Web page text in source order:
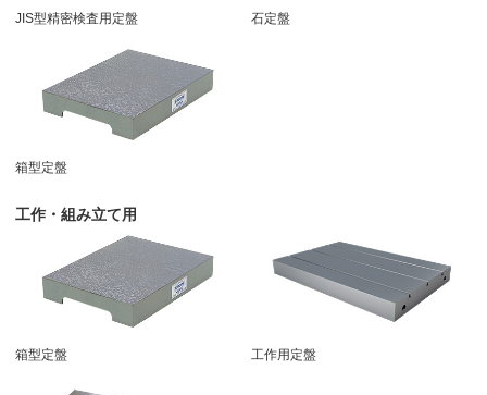
JIS型精密検査用定盤 石定盤
箱型定盤
工作・組み立て用
箱型定盤 工作用定盤